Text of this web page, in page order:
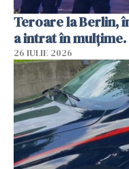
Teroare la Berlin,
a intrat în
26 IULIE 2026